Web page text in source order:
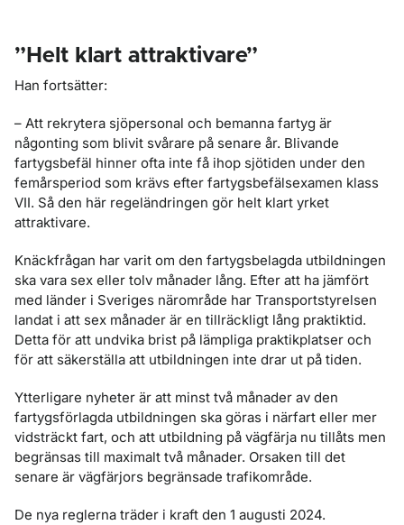
”Helt klart attraktivare”
Han fortsätter:
– Att rekrytera sjöpersonal och bemanna fartyg är
någonting som blivit svårare på senare år. Blivande
fartygsbefäl hinner ofta inte få ihop sjötiden under den
femårsperiod som krävs efter fartygsbefälsexamen klass
VII. Så den här regeländringen gör helt klart yrket
attraktivare.
Knäckfrågan har varit om den fartygsbelagda utbildningen
ska vara sex eller tolv månader lång. Efter att ha jämfört
med länder i Sveriges närområde har Transportstyrelsen
landat i att sex månader är en tillräckligt lång praktiktid.
Detta för att undvika brist på lämpliga praktikplatser och
för att säkerställa att utbildningen inte drar ut på tiden.
Ytterligare nyheter är att minst två månader av den
fartygsförlagda utbildningen ska göras i närfart eller mer
vidsträckt fart, och att utbildning på vägfärja nu tillåts men
begränsas till maximalt två månader. Orsaken till det
senare är vägfärjors begränsade trafikområde.
De nya reglerna träder i kraft den 1 augusti 2024.